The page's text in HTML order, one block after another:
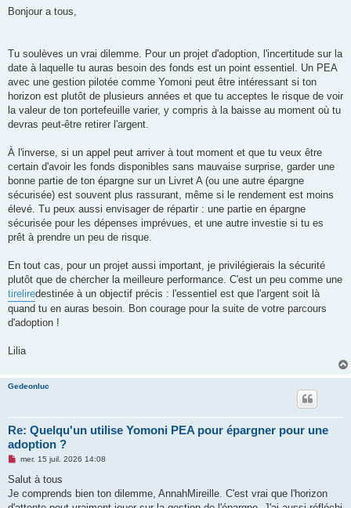
s
n
o
l
u
Bonjour a tous,
Tu soulèves un vrai dilemme. Pour un projet d'adoption, l'incertitude sur la
date à laquelle tu auras besoin des fonds est un point essentiel. Un PEA
avec une gestion pilotée comme Yomoni peut être intéressant si ton
horizon est plutôt de plusieurs années et que tu acceptes le risque de voir
la valeur de ton portefeuille varier, y compris à la baisse au moment où tu
devras peut-être retirer l'argent.
À l'inverse, si un appel peut arriver à tout moment et que tu veux être
certain d'avoir les fonds disponibles sans mauvaise surprise, garder une
bonne partie de ton épargne sur un Livret A (ou une autre épargne
sécurisée) est souvent plus rassurant, même si le rendement est moins
élevé. Tu peux aussi envisager de répartir : une partie en épargne
sécurisée pour les dépenses imprévues, et une autre investie si tu es
prêt à prendre un peu de risque.
En tout cas, pour un projet aussi important, je privilégierais la sécurité
plutôt que de chercher la meilleure performance. C'est un peu comme une
tireliredestinée à un objectif précis : l'essentiel est que l'argent soit là
quand tu en auras besoin. Bon courage pour la suite de votre parcours
d'adoption !
Lilia
Gedeonluc
Re: Quelqu'un utilise Yomoni PEA pour épargner pour une
adoption ?
M
s
a
g
mer. 15 juil. 2026 14:08
Salut à tous
Je comprends bien ton dilemme, AnnahMireille. C'est vrai que l'horizon